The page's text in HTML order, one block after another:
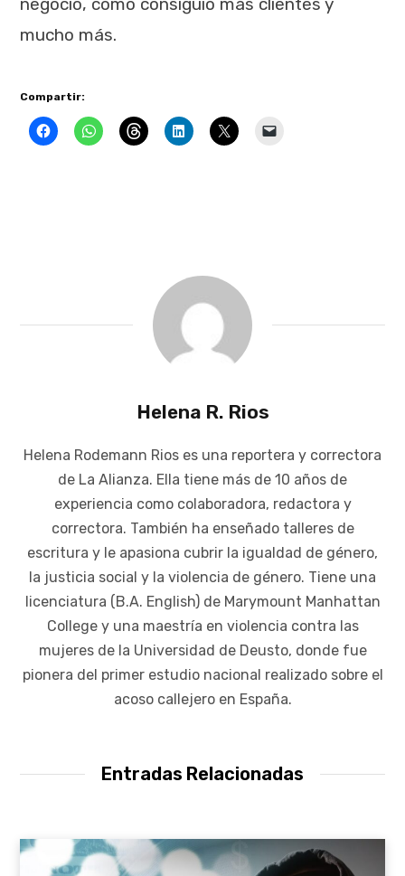
negocio, cómo consiguió más clientes y
mucho más.
Compartir:
Helena R. Rios
Helena Rodemann Rios es una reportera y correctora
de La Alianza. Ella tiene más de 10 años de
experiencia como colaboradora, redactora y
correctora. También ha enseñado talleres de
escritura y le apasiona cubrir la igualdad de género,
la justicia social y la violencia de género. Tiene una
licenciatura (B.A. English) de Marymount Manhattan
College y una maestría en violencia contra las
mujeres de la Universidad de Deusto, donde fue
pionera del primer estudio nacional realizado sobre el
acoso callejero en España.
Entradas Relacionadas